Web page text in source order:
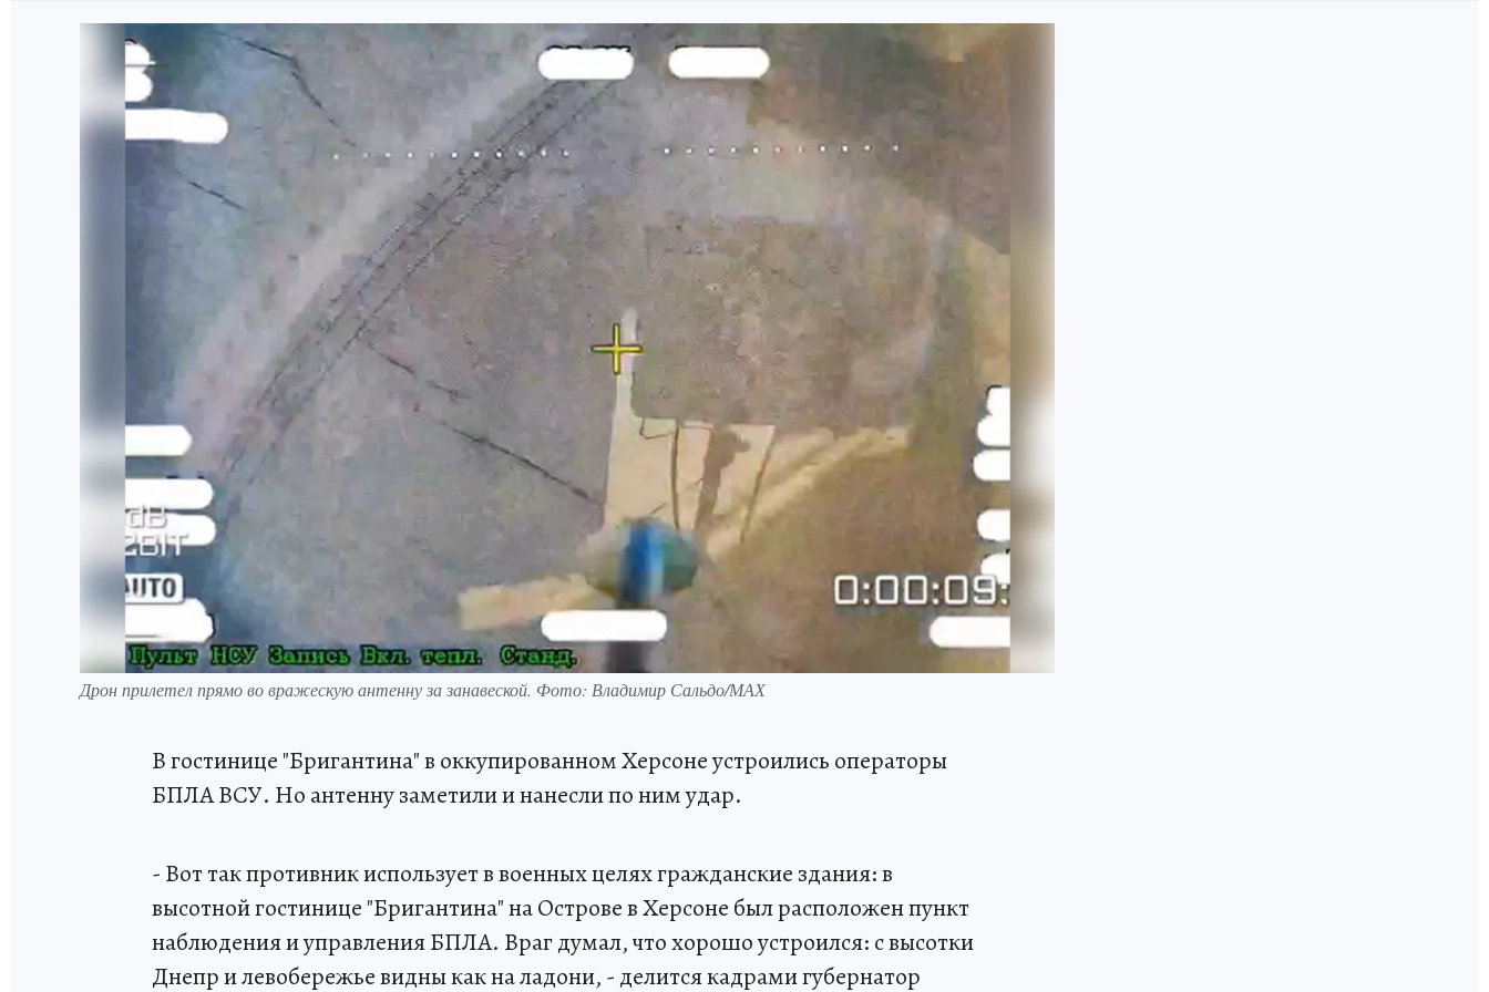
Дрон прилетел прямо во вражескую антенну за занавеской. Фото: Владимир Сальдо/МАХ
В гостинице "Бригантина" в оккупированном Херсоне устроились операторы
БПЛА ВСУ. Но антенну заметили и нанесли по ним удар.
- Вот так противник использует в военных целях гражданские здания: в
высотной гостинице "Бригантина" на Острове в Херсоне был расположен пункт
наблюдения и управления БПЛА. Враг думал, что хорошо устроился: с высотки
Днепр и левобережье видны как на ладони, - делится кадрами губернатор